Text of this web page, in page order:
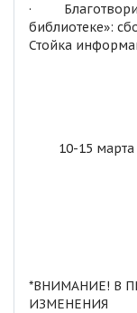
·
библиотеке»:
Стойка
10-15
*ВНИМАНИЕ! В
ИЗМЕНЕНИЯ